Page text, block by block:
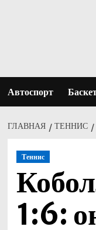
Автоспорт
ГЛАВНАЯ ТЕННИС
Теннис
1:6: